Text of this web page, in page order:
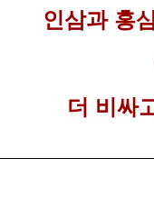
인삼과 홍
더 비싸